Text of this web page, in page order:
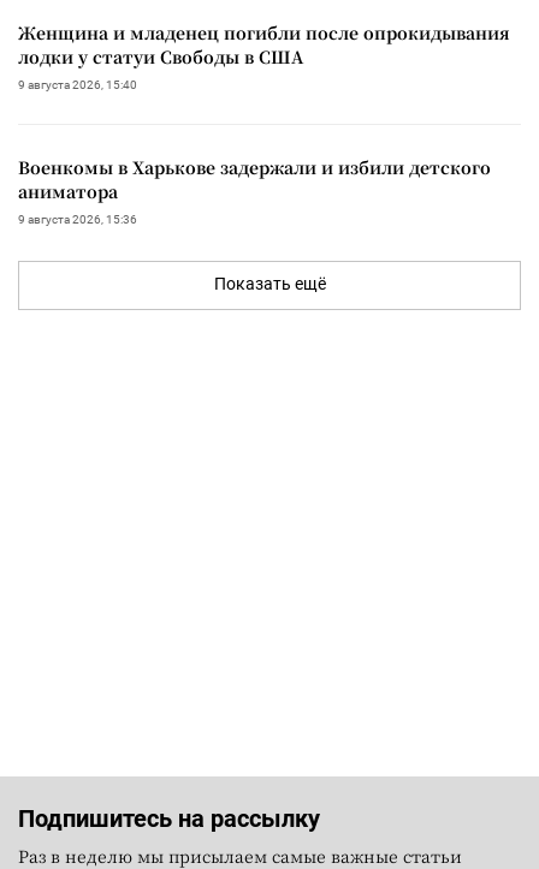
Женщина и младенец погибли после опрокидывания
лодки у статуи Свободы в США
9 августа 2026, 15:40
Военкомы в Харькове задержали и избили детского
аниматора
9 августа 2026, 15:36
Показать ещё
Подпишитесь на рассылку
Раз в неделю мы присылаем самые важные статьи